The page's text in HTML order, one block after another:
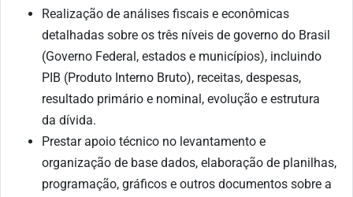
Realização de análises fiscais e econômicas
detalhadas sobre os três níveis de governo do Brasil
(Governo Federal, estados e municípios), incluindo
PIB (Produto Interno Bruto), receitas, despesas,
resultado primário e nominal, evolução e estrutura
da dívida.
Prestar apoio técnico no levantamento e
organização de base dados, elaboração de planilhas,
programação, gráficos e outros documentos sobre a